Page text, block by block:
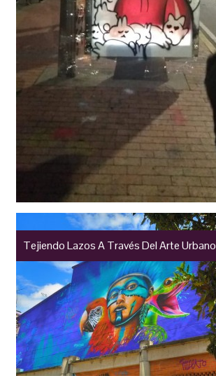
Tejiendo Lazos A Través Del Arte Urbano